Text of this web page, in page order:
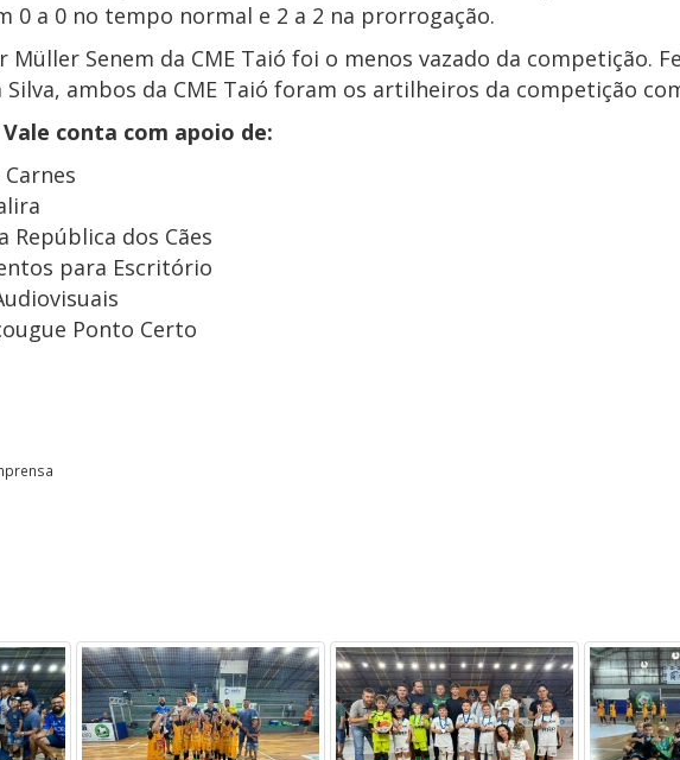
0 a 0 no tempo normal e 2 a 2 na prorrogação.
Senem da CME Taió foi o menos vazado da competição.
Silva, ambos da CME Taió foram os artilheiros da competição
conta com apoio de:
República dos Cães
para Escritório
Ponto Certo